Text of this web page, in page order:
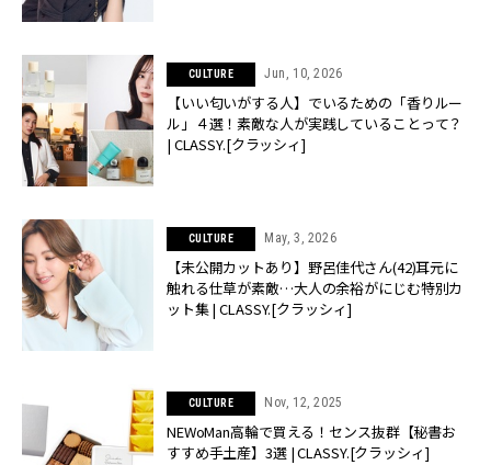
CULTURE Jun, 10, 2026
【いい匂いがする人】でいるための「香りルー
ル」４選！素敵な人が実践していることって？
| CLASSY.[クラッシィ]
CULTURE May, 3, 2026
【未公開カットあり】野呂佳代さん(42)耳元に
触れる仕草が素敵…大人の余裕がにじむ特別カ
ット集 | CLASSY.[クラッシィ]
CULTURE Nov, 12, 2025
NEWoMan高輪で買える！センス抜群【秘書お
すすめ手土産】3選 | CLASSY.[クラッシィ]